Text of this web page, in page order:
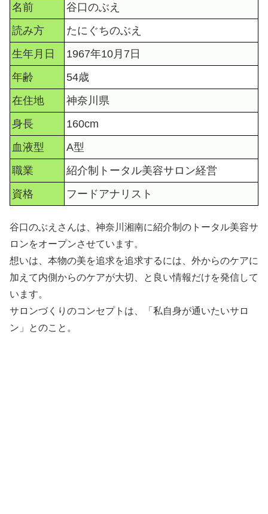
名前
谷口のぶえ
読み方
たにぐちのぶえ
生年月日
1967年10月7日
年齢
54歳
在住地
神奈川県
身長
160cm
血液型
A型
職業
紹介制トータル美容サロン経営
資格
フードアナリスト
谷口のぶえさんは、神奈川湘南に紹介制のトータル美容サ
ロンをオープンさせています。
想いは、本物の美を追求を追求するには、外からのケアに
加えて内側からのケアが大切、と良い情報だけを発信して
います。
サロンづくりのコンセプトは、「私自身が通いたいサロ
ン」とのこと。